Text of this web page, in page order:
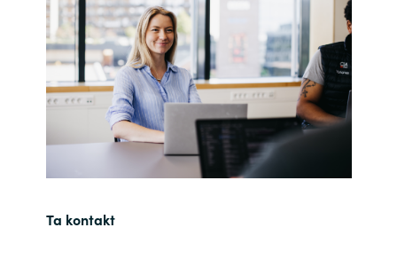
Ta kontakt